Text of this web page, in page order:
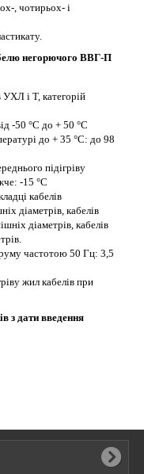
, чотирьох- і
негорючого ВВГ-П
УХЛ і Т, категорій
-50 °С до + 50 °С
до + 35 °С: до 98
підігріву
-15 °С
кабелів
діаметрів, кабелів
діаметрів, кабелів
частотою 50 Гц: 3,5
жил кабелів при
з дати введення